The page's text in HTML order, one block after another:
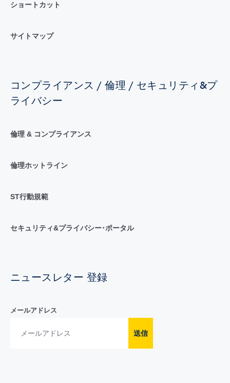
ショートカット
サイトマップ
コンプライアンス / 倫理 / セキュリティ&プ
ライバシー
倫理 & コンプライアンス
倫理ホットライン
ST行動規範
セキュリティ&プライバシー･ポータル
ニュースレター 登録
メールアドレス
送信